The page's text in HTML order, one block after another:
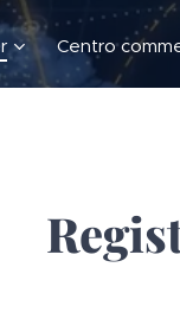
Centro